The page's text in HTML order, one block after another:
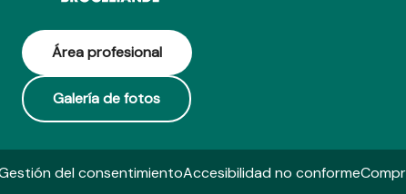
Área profesional
Galería de fotos
del consentimientoAccesibilidad no conforme